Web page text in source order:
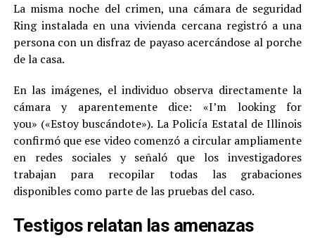
La misma noche del crimen, una cámara de seguridad
Ring instalada en una vivienda cercana registró a una
persona con un disfraz de payaso acercándose al porche
de la casa.
En las imágenes, el individuo observa directamente la
cámara y aparentemente dice: «I’m looking for
you» («Estoy buscándote»). La Policía Estatal de Illinois
confirmó que ese video comenzó a circular ampliamente
en redes sociales y señaló que los investigadores
trabajan para recopilar todas las grabaciones
disponibles como parte de las pruebas del caso.
Testigos relatan las amenazas